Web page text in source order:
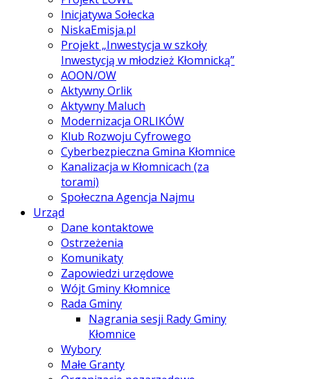
Inicjatywa Sołecka
NiskaEmisja.pl
Projekt „Inwestycja w szkoły
Inwestycją w młodzież Kłomnicką”
AOON/OW
Aktywny Orlik
Aktywny Maluch
Modernizacja ORLIKÓW
Klub Rozwoju Cyfrowego
Cyberbezpieczna Gmina Kłomnice
Kanalizacja w Kłomnicach (za
torami)
Społeczna Agencja Najmu
Urząd
Dane kontaktowe
Ostrzeżenia
Komunikaty
Zapowiedzi urzędowe
Wójt Gminy Kłomnice
Rada Gminy
Nagrania sesji Rady Gminy
Kłomnice
Wybory
Małe Granty